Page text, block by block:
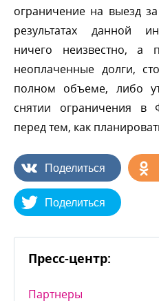
ограничение на выезд
результатах данной
ничего неизвестно, а
неоплаченные долги,
полном объеме, либо
снятии ограничения в
перед тем, как
Поделиться
Поделиться
Пресс-центр:
Партнеры